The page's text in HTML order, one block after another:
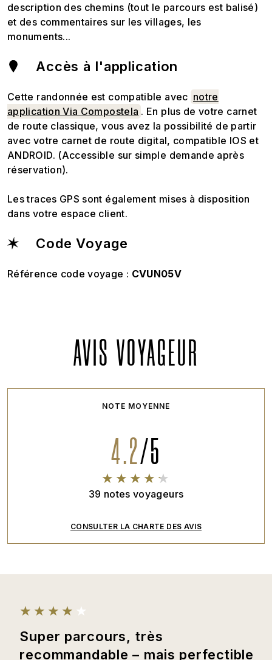
description des chemins (tout le parcours est balisé)
et des commentaires sur les villages, les
monuments...
Accès à l'application
Cette randonnée est compatible avec notre
application Via Compostela . En plus de votre carnet
de route classique, vous avez la possibilité de partir
avec votre carnet de route digital, compatible IOS et
ANDROID. (Accessible sur simple demande après
réservation).
Les traces GPS sont également mises à disposition
dans votre espace client.
Code Voyage
Référence code voyage : CVUN05V
AVIS VOYAGEUR
NOTE MOYENNE
4.2/5
39 notes voyageurs
CONSULTER LA CHARTE DES AVIS
Super parcours, très
recommandable – mais perfectible